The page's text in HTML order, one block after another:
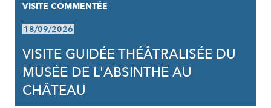
VISITE COMMENTÉE
18/09/2026
VISITE GUIDÉE THÉÂTRALISÉE DU
MUSÉE DE L'ABSINTHE AU
CHÂTEAU